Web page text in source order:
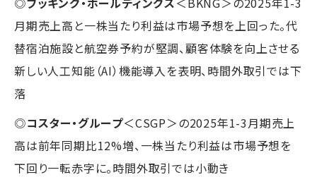
月期売上高と一株当たり利益は市場予想を上回った。代
替宿泊施設と航空券予約が堅調、顧客体験を向上させる
新しい人工知能（AI）機能導入を表明、時間外取引では下
落
◎コスター・グループ＜CSGP＞の2025年1-3月期売上
高は前年同期比12%増、一株当たり利益は市場予想を
下回り一転赤字に。時間外取引では小動き